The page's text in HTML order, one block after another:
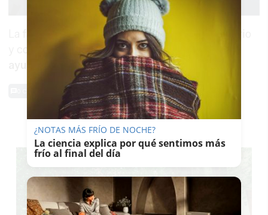
La familia de Matty continúa recorriendo el barrio
y confía en que la difusión de su descripción
ayude a localizarlo cuanto antes en Jerez Sur.
TE PUEDE INTERESAR
¿NOTAS MÁS FRÍO DE NOCHE?
La ciencia explica por qué sentimos más
frío al final del día